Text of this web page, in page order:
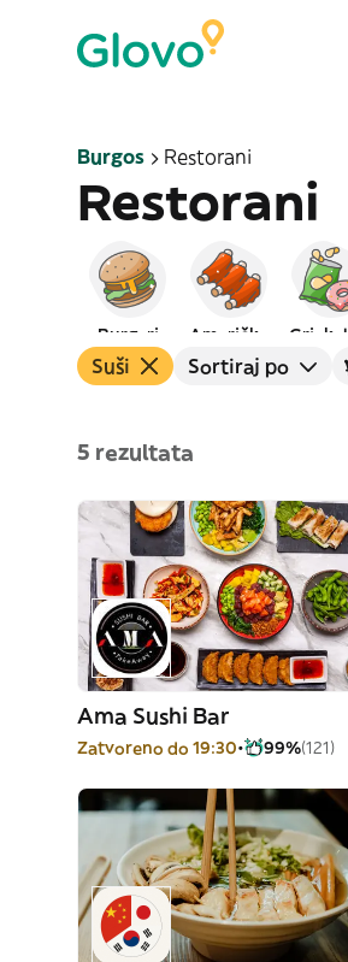
Burgos Restorani
Restorani
Burgeri Američka
Suši Sortiraj po
5 rezultata
Ama Sushi Bar
Zatvoreno do 19:30 99%(121)